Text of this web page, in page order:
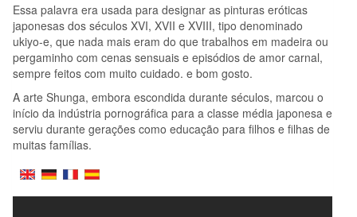
Essa palavra era usada para designar as pinturas eróticas
japonesas dos séculos XVI, XVII e XVIII, tipo denominado
ukiyo-e, que nada mais eram do que trabalhos em madeira ou
pergaminho com cenas sensuais e episódios de amor carnal,
sempre feitos com muito cuidado. e bom gosto.
A arte Shunga, embora escondida durante séculos, marcou o
início da indústria pornográfica para a classe média japonesa e
serviu durante gerações como educação para filhos e filhas de
muitas famílias.